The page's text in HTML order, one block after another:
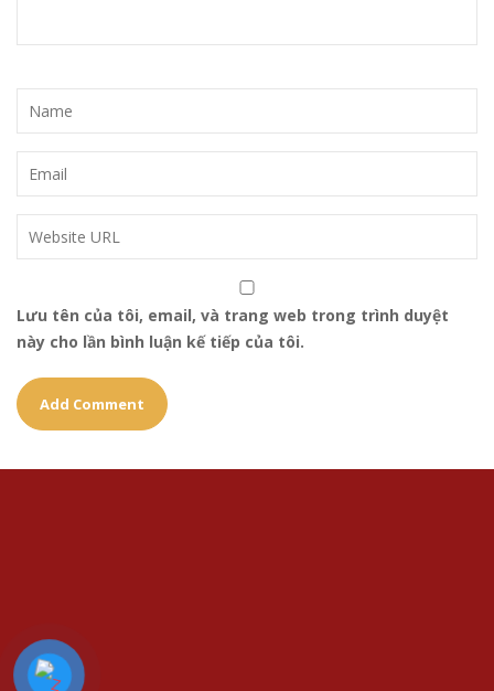
Lưu tên của tôi, email, và trang web trong trình duyệt
này cho lần bình luận kế tiếp của tôi.